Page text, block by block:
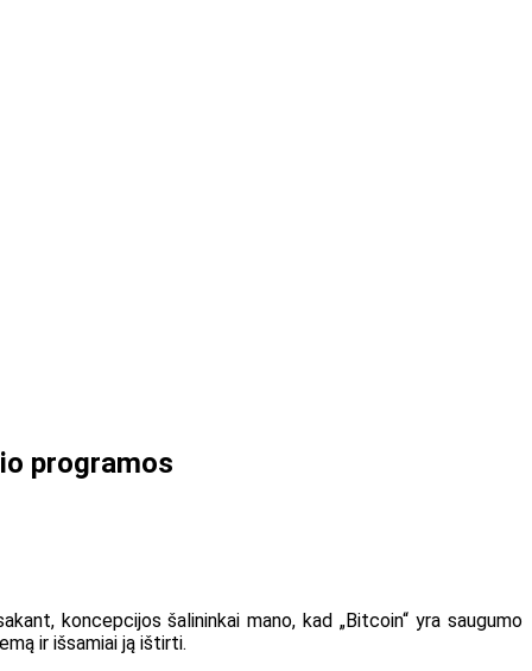
programos
koncepcijos šalininkai mano, kad „Bitcoin“ yra saugumo
ir išsamiai ją ištirti.